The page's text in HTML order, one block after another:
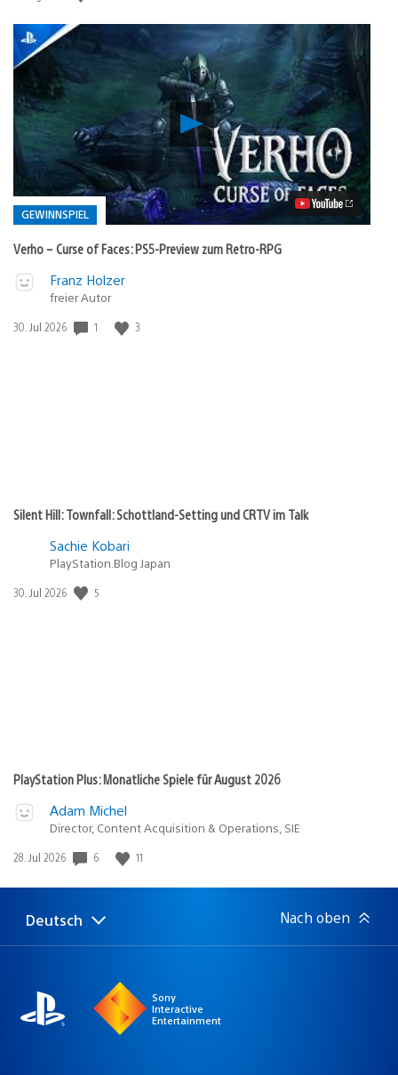
Verho
–
Curse
of
Faces:
PS5-
Preview
zum
Retro-
GEWINNSPIEL
Verho – Curse of Faces: PS5-Preview zum Retro-RPG
Veröffentlicht
Gewinnspiel
Franz Holzer
freier Autor
Veröffentlichungsdatum:
30. Jul 2026 1 3
Silent Hill: Townfall: Schottland-Setting und CRTV im Talk
Sachie Kobari
PlayStation.Blog Japan
Veröffentlichungsdatum:
30. Jul 2026 5
PlayStation Plus: Monatliche Spiele für August 2026
Adam Michel
Director, Content Acquisition & Operations, SIE
Veröffentlichungsdatum:
28. Jul 2026 6 11
Select
Aktuelle
Deutsch Nach oben
Sony
Interactive
Entertainment